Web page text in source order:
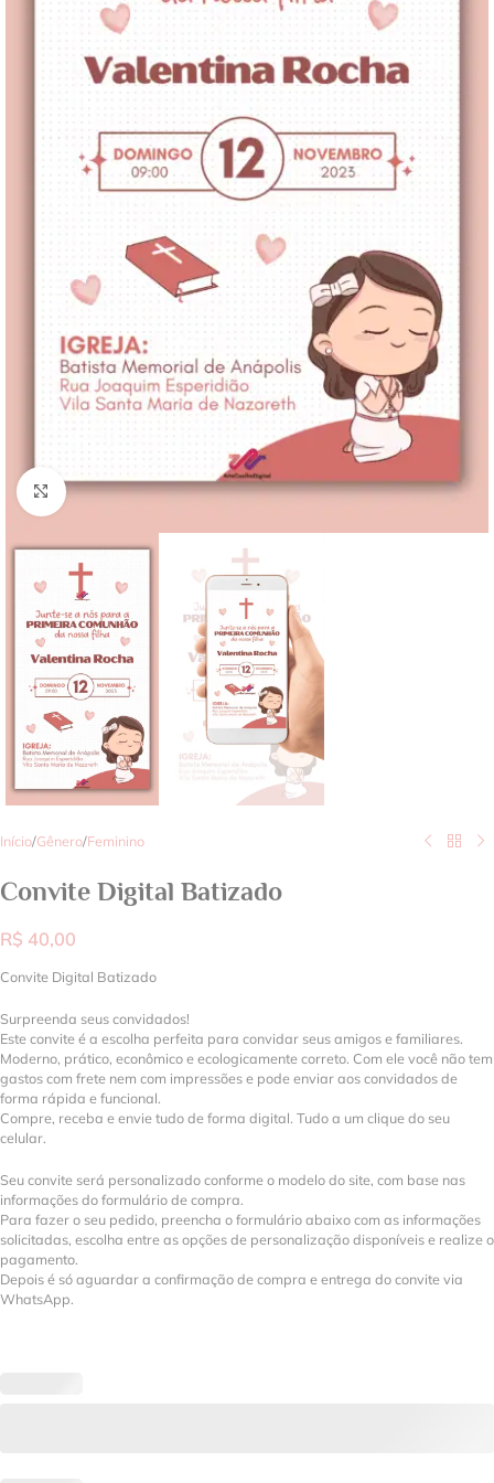
Clique para ampliar
Início/Gênero/Feminino
Convite Digital Batizado
R$ 40,00
Convite Digital Batizado
Surpreenda seus convidados!
Este convite é a escolha perfeita para convidar seus amigos e familiares.
Moderno, prático, econômico e ecologicamente correto. Com ele você não tem
gastos com frete nem com impressões e pode enviar aos convidados de
forma rápida e funcional.
Compre, receba e envie tudo de forma digital. Tudo a um clique do seu
celular.
Seu convite será personalizado conforme o modelo do site, com base nas
informações do formulário de compra.
Para fazer o seu pedido, preencha o formulário abaixo com as informações
solicitadas, escolha entre as opções de personalização disponíveis e realize o
pagamento.
Depois é só aguardar a confirmação de compra e entrega do convite via
WhatsApp.